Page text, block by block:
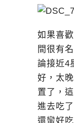
如果喜
間很有
論接近4
好，太
置了，
進去吃
還蠻好